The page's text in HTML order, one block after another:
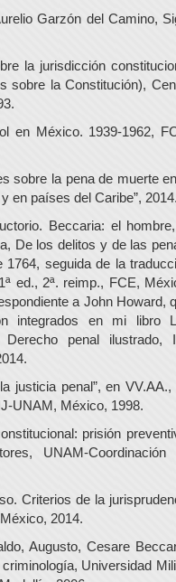
Garzón del Camino,
la jurisdicción
sobre la Constitución),
en México. 1939-1962,
sobre la pena de muerte
en países del Caribe”,
Beccaria: el
De los delitos y de las
seguida de la
ed., 2ª. reimp., FCE,
a John Howard,
integrados en mi libro
penal ilustrado,
justicia penal”, en VV.AA.,
UNAM, México, 1998.
prisión
UNAM-Coordinación
Criterios de la
2014.
Augusto, Cesare
Universidad